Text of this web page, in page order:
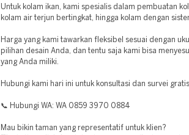
Untuk kolam ikan, kami spesialis dalam pembuatan
kolam air terjun bertingkat, hingga kolam dengan
Harga yang kami tawarkan fleksibel sesuai dengan
pilihan desain Anda, dan tentu saja kami bisa
yang Anda miliki.
Hubungi kami hari ini untuk konsultasi dan survei gratis.
📞 Hubungi WA: WA 0859 3970 0884
Mau bikin taman yang representatif untuk klien?